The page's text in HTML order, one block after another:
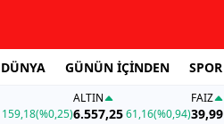
DÜNYA GÜNÜN İÇİNDEN SPOR
159,18(%0,25)
ALTIN
6.557,2561,16(%0,94)
FAİZ
39,99